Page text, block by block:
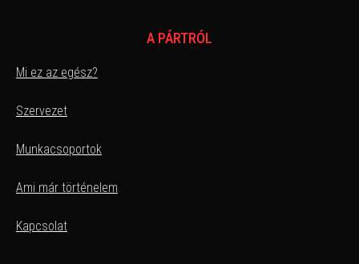
A PÁRTRÓL
Mi ez az egész?
Szervezet
Munkacsoportok
Ami már történelem
Kapcsolat